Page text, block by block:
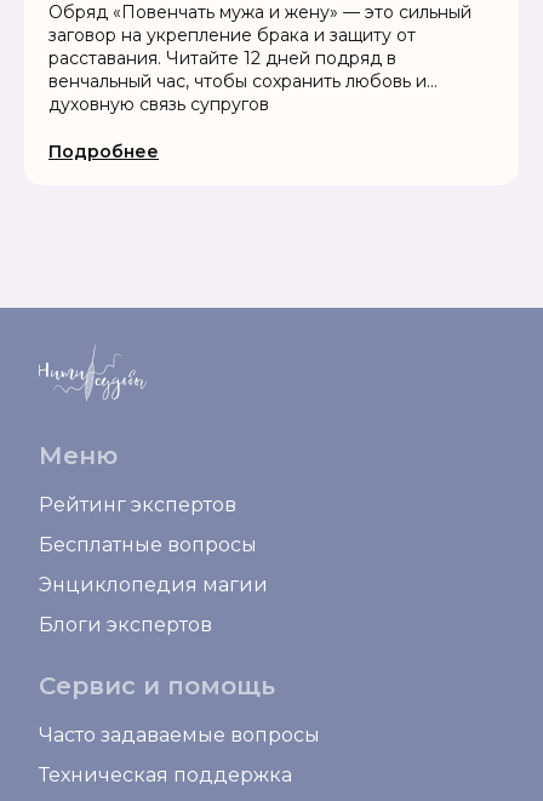
Обряд «Повенчать мужа и жену» — это сильный
заговор на укрепление брака и защиту от
расставания. Читайте 12 дней подряд в
венчальный час, чтобы сохранить любовь и
духовную связь супругов
Подробнее
Меню
Рейтинг экспертов
Бесплатные вопросы
Энциклопедия магии
Блоги экспертов
Сервис и помощь
Часто задаваемые вопросы
Техническая поддержка